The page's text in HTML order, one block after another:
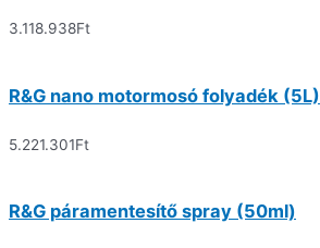
3.118.938Ft
R&G nano motormosó folyadék (5L)
5.221.301Ft
R&G páramentesítő spray (50ml)